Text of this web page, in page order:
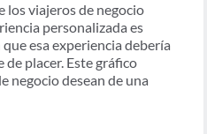
los viajeros de negocio
personalizada es
esa experiencia debería
placer. Este gráfico
negocio desean de una